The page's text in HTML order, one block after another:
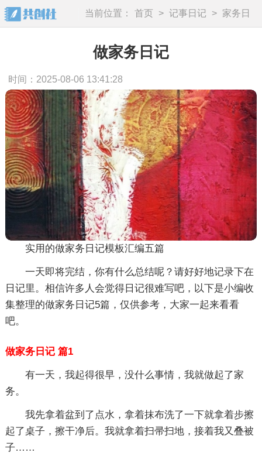
当前位置： 首页 > 记事日记 >
家务日
记
做家务日记
时间：2025-08-06 13:41:28
实用的做家务日记模板汇编五篇
一天即将完结，你有什么总结呢？请好好地记录下在
日记里。相信许多人会觉得日记很难写吧，以下是小编收
集整理的做家务日记5篇，仅供参考，大家一起来看看
吧。
做家务日记 篇1
有一天，我起得很早，没什么事情，我就做起了家
务。
我先拿着盆到了点水，拿着抹布洗了一下就拿着步擦
起了桌子，擦干净后。我就拿着扫帚扫地，接着我又叠被
子……